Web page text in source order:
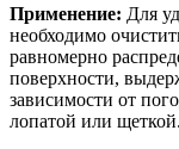
Применение: Для
необходимо
равномерно
поверхности,
зависимости от
лопатой или щеткой.